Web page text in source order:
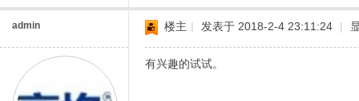
admin 楼主 | 发表于 2018-2-4 23:11:24 |
有兴趣的试试。